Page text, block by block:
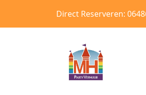
Direct Reserveren: